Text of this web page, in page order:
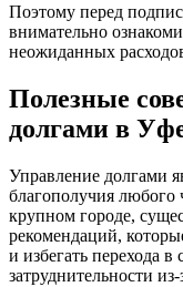
Поэтому перед
внимательно
неожиданных
Полезные
долгами в
Управление долгами
благополучия
крупном городе,
рекомендаций,
и избегать перехода
затруднительности